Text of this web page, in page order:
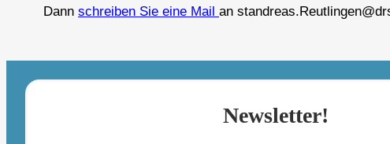
Dannschreiben Sie eine Mailan
Newsletter!